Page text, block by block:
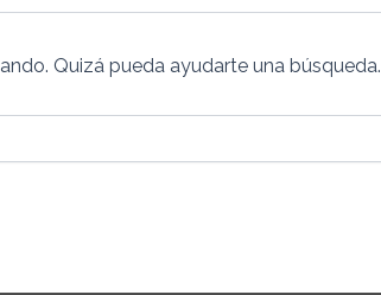
Quizá pueda ayudarte una búsqueda.